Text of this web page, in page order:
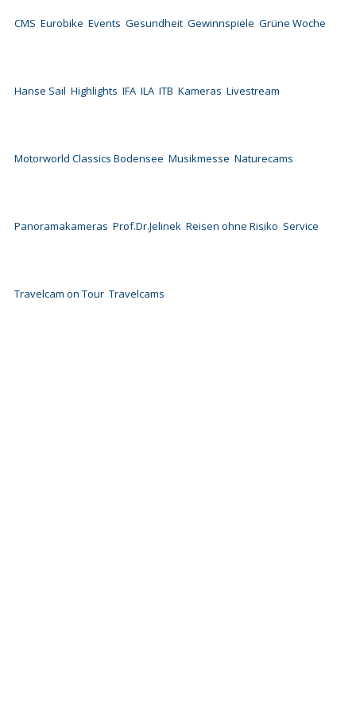
CMS Eurobike Events Gesundheit Gewinnspiele Grüne Woche
Hanse Sail Highlights IFA ILA ITB Kameras Livestream
Motorworld Classics Bodensee Musikmesse Naturecams
Panoramakameras Prof.Dr.Jelinek Reisen ohne Risiko Service
Travelcam on Tour Travelcams